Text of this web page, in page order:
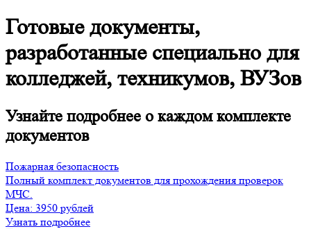
Готовые документы,
разработанные специально для
колледжей, техникумов, ВУЗов
Узнайте подробнее о каждом комплекте
документов
Пожарная безопасность
Полный комплект документов для прохождения проверок
МЧС.
Цена: 3950 рублей
Узнать подробнее